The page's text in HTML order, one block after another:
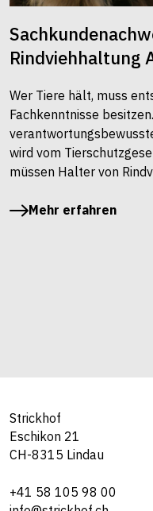
Rindviehhaltung
Wer Tiere hält, muss
Fachkenntnisse
wird vom
müssen Halter von
Mehr erfahren
Strickhof
Eschikon 21
CH-8315 Lindau
+41 58 105 98 00